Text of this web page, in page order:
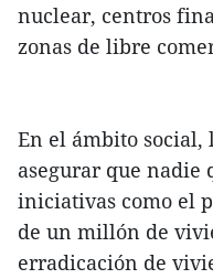
nuclear, centros
zonas de libre
En el ámbito social,
asegurar que nadie
iniciativas como el
de un millón de
erradicación de